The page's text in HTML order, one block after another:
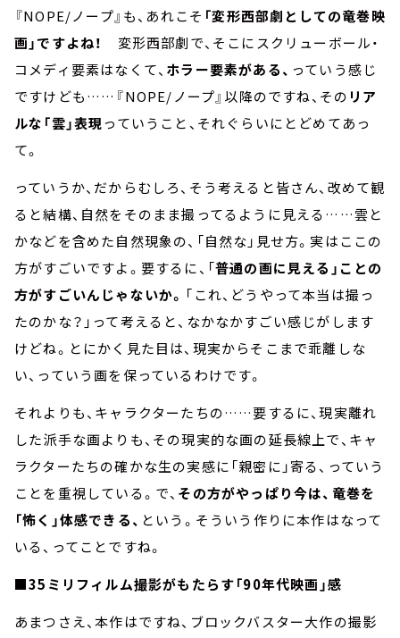
『NOPE/ノープ』も、あれこそ 「変形西部劇としての竜巻映
画」ですよね！ 変形西部劇で、そこにスクリューボール・
コメディ要素はなくて、 ホラー要素がある、 っていう感じ
ですけども……『NOPE/ノープ』以降のですね、その リア
ルな「雲」表現っていうこと、それぐらいにとどめてあっ
て。
っていうか、だからむしろ、そう考えると皆さん、改めて観
ると結構、自然をそのまま撮ってるように見える……雲と
かなどを含めた自然現象の、「自然な」見せ方。実はここの
方がすごいですよ。要するに、「普通の画に見える」ことの
方がすごいんじゃないか。 「これ、どうやって本当は撮っ
たのかな？」って考えると、なかなかすごい感じがします
けどね。とにかく見た目は、現実からそこまで乖離しな
い、っていう画を保っているわけです。
それよりも、キャラクターたちの……要するに、現実離れ
した派手な画よりも、その現実的な画の延長線上で、キャ
ラクターたちの確かな生の実感に「親密に」寄る、っていう
ことを重視している。で、 その方がやっぱり今は、竜巻を
「怖く」体感できる、 という。そういう作りに本作はなって
いる、ってことですね。
■35ミリフィルム撮影がもたらす「90年代映画」感
あまつさえ、本作はですね、ブロックバスター大作の撮影